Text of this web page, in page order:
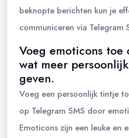
beknopte berichten kun je
communiceren via Telegram
Voeg emoticons
wat meer
geven.
Voeg een persoonlijk tintje
op Telegram SMS door
Emoticons zijn een leuke en